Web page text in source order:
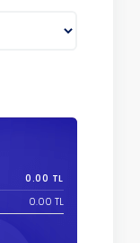
0.00 TL
0.00 TL